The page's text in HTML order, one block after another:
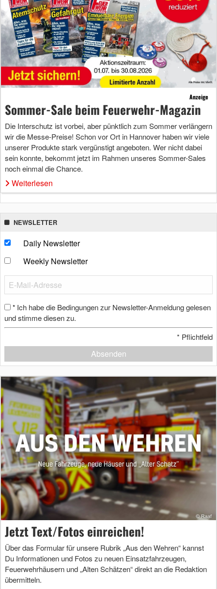
Anzeige
Sommer-Sale beim Feuerwehr-Magazin
Die Interschutz ist vorbei, aber pünktlich zum Sommer verlängern
wir die Messe-Preise! Schon vor Ort in Hannover haben wir viele
unserer Produkte stark vergünstigt angeboten. Wer nicht dabei
sein konnte, bekommt jetzt im Rahmen unseres Sommer-Sales
noch einmal die Chance.
Weiterlesen
NEWSLETTER
Daily Newsletter
Weekly Newsletter
* Ich habe die Bedingungen zur Newsletter-Anmeldung gelesen
und stimme diesen zu.
* Pflichtfeld
Absenden
Jetzt Text/Fotos einreichen!
Über das Formular für unsere Rubrik „Aus den Wehren“ kannst
Du Informationen und Fotos zu neuen Einsatzfahrzeugen,
Feuerwehrhäusern und „Alten Schätzen“ direkt an die Redaktion
übermitteln.